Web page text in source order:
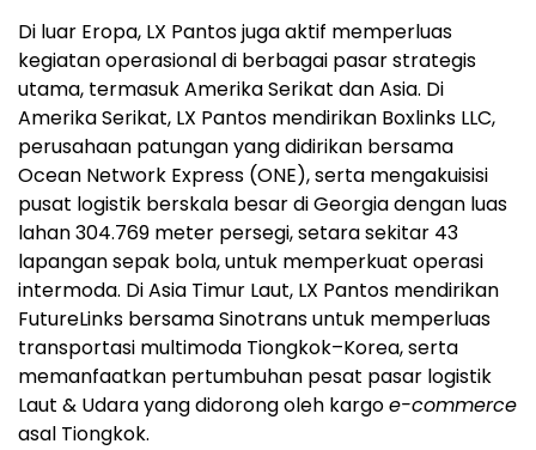
Di luar Eropa, LX Pantos juga aktif memperluas
kegiatan operasional di berbagai pasar strategis
utama, termasuk Amerika Serikat dan Asia. Di
Amerika Serikat, LX Pantos mendirikan Boxlinks LLC,
perusahaan patungan yang didirikan bersama
Ocean Network Express (ONE), serta mengakuisisi
pusat logistik berskala besar di Georgia dengan luas
lahan 304.769 meter persegi, setara sekitar 43
lapangan sepak bola, untuk memperkuat operasi
intermoda. Di Asia Timur Laut, LX Pantos mendirikan
FutureLinks bersama Sinotrans untuk memperluas
transportasi multimoda Tiongkok–Korea, serta
memanfaatkan pertumbuhan pesat pasar logistik
Laut & Udara yang didorong oleh kargoe-commerce
asal Tiongkok.